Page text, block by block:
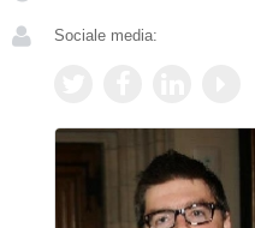
Sociale media: